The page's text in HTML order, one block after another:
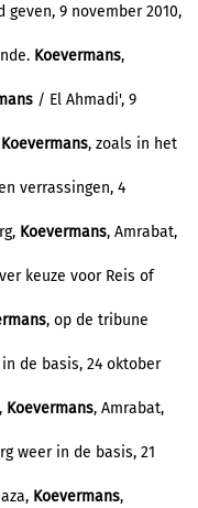
9 november 2010,
Koevermans,
/ El Ahmadi', 9
Koevermans, zoals in het
verrassingen, 4
Koevermans, Amrabat,
keuze voor Reis of
, op de tribune
de basis, 24 oktober
Koevermans, Amrabat,
weer in de basis, 21
Koevermans,